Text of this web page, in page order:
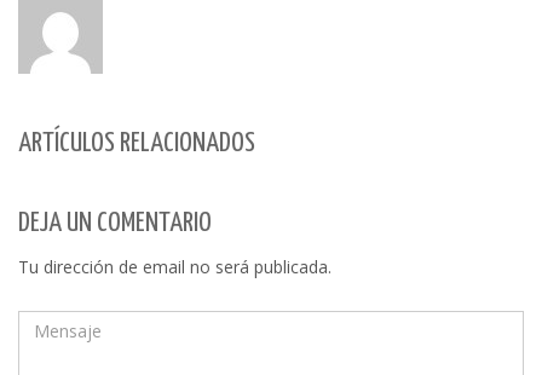
ARTÍCULOS RELACIONADOS
DEJA UN COMENTARIO
Tu dirección de email no será publicada.